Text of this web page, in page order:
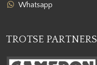
Whatsapp
TROTSE PARTNERS